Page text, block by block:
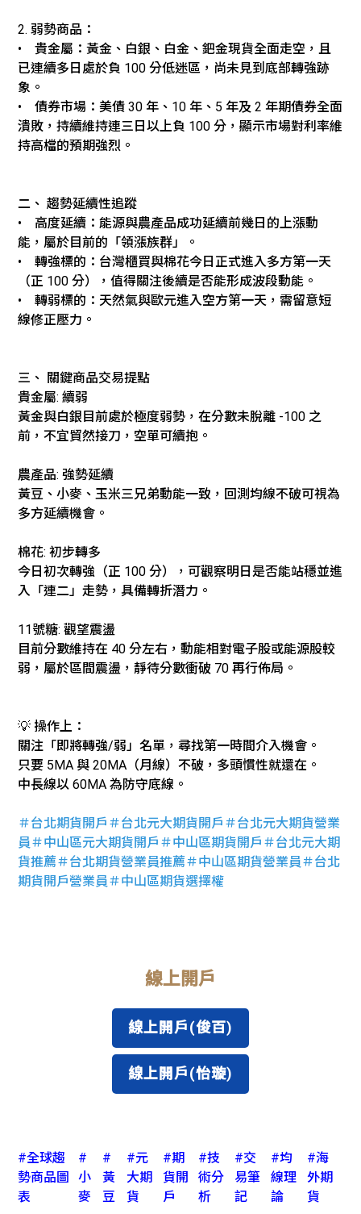
2. 弱勢商品：
• 貴金屬：黃金、白銀、白金、鈀金現貨全面走空，且
已連續多日處於負 100 分低迷區，尚未見到底部轉強跡
象。
• 債券市場：美債 30 年、10 年、5 年及 2 年期債券全面
潰敗，持續維持連三日以上負 100 分，顯示市場對利率維
持高檔的預期強烈。
二、 趨勢延續性追蹤
• 高度延續： 能源與農產品成功延續前幾日的上漲動
能，屬於目前的「領漲族群」。
• 轉強標的： 台灣櫃買與棉花今日正式進入多方第一天
（正 100 分），值得關注後續是否能形成波段動能。
• 轉弱標的： 天然氣與歐元進入空方第一天，需留意短
線修正壓力。
三、 關鍵商品交易提點
貴金屬: 續弱
黃金與白銀目前處於極度弱勢，在分數未脫離 -100 之
前，不宜貿然接刀，空單可續抱。
農產品: 強勢延續
黃豆、小麥、玉米三兄弟動能一致，回測均線不破可視為
多方延續機會。
棉花: 初步轉多
今日初次轉強（正 100 分），可觀察明日是否能站穩並進
入「連二」走勢，具備轉折潛力。
11號糖: 觀望震盪
目前分數維持在 40 分左右，動能相對電子股或能源股較
弱，屬於區間震盪，靜待分數衝破 70 再行佈局。
💡 操作上：
關注「即將轉強/弱」名單，尋找第一時間介入機會。
只要 5MA 與 20MA（月線）不破，多頭慣性就還在。
中長線以 60MA 為防守底線。
＃台北期貨開戶＃台北元大期貨開戶＃台北元大期貨營業
員＃中山區元大期貨開戶＃中山區期貨開戶＃台北元大期
貨推薦＃台北期貨營業員推薦＃中山區期貨營業員＃台北
期貨開戶營業員＃中山區期貨選擇權
線上開戶
線上開戶(俊百)
線上開戶(怡璇)
#全球趨
勢商品圖
表
#
小
麥
#
黃
豆
#元
大期
貨
#期
貨開
戶
#技
術分
析
#交
易筆
記
#均
線理
論
#海
外期
貨